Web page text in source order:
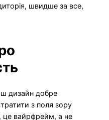
швидше за все,
дизайн добре
з поля зору
це вайрфрейм, а не